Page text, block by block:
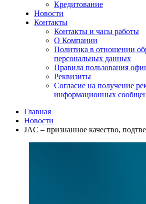
Кредитование
Новости
Контакты
Контакты и часы работы
О Компании
Политика в отношении
персональных данных
Правила пользования
Реквизиты
Согласие на получение
информационных
Главная
Новости
JAC – признанное качество,